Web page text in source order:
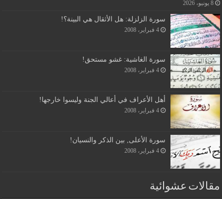
8 يونيو، 2026
سورة الزلزلة: هل الأثقال هي البينة؟!
4 فبراير، 2008
سورة الغاشية: غشو مستحق!
4 فبراير، 2008
أهل الأعراف في أعالي الجنة وليسوا خارجها!
4 فبراير، 2008
سورة الأعلى, بين الذكر والنسيان!
4 فبراير، 2008
مقالات عشوائية